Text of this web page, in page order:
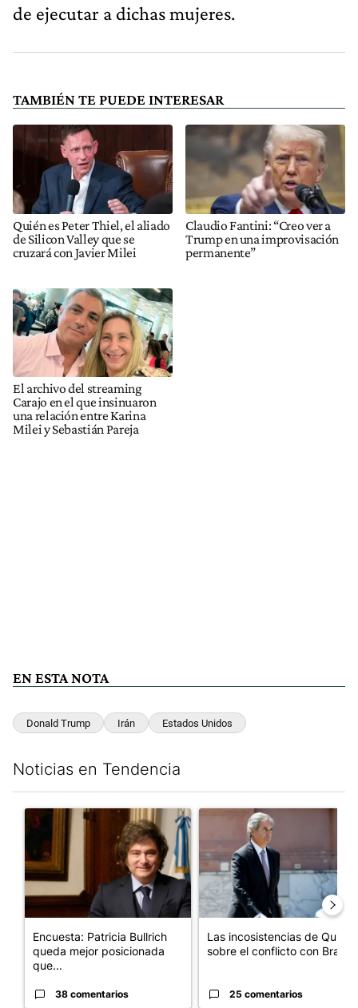
de ejecutar a dichas mujeres.
TAMBIÉN TE PUEDE INTERESAR
Quién es Peter Thiel, el aliado
de Silicon Valley que se
cruzará con Javier Milei
Claudio Fantini: “Creo ver a
Trump en una improvisación
permanente”
El archivo del streaming
Carajo en el que insinuaron
una relación entre Karina
Milei y Sebastián Pareja
EN ESTA NOTA
Donald Trump Irán Estados Unidos
Noticias en Tendencia
Un artículo de tendencia con el título "Encuesta: Patricia
Encuesta: Patricia Bullrich
queda mejor posicionada
que...
38 comentarios
Un artículo de tendencia con
Las incosistencias de Quirno
sobre el conflicto con Bra...
25 comentarios